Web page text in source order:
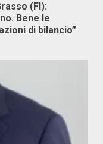
(FI):
Bene le
di bilancio”